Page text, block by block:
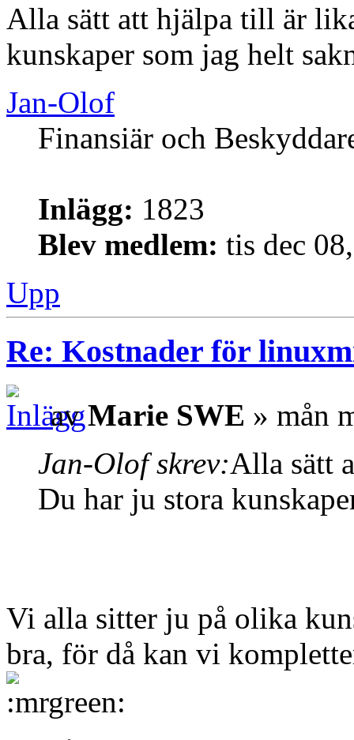
Alla sätt att hjälpa till är
kunskaper som jag helt
Jan-Olof
Finansiär och
Inlägg: 1823
Blev medlem: tis dec
Upp
Re: Kostnader för
avMarie SWE » mån
Jan-Olof skrev:Alla sätt
Du har ju stora
Vi alla sitter ju på olika
bra, för då kan vi